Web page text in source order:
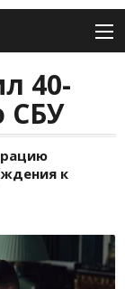
40-
СБУ
к